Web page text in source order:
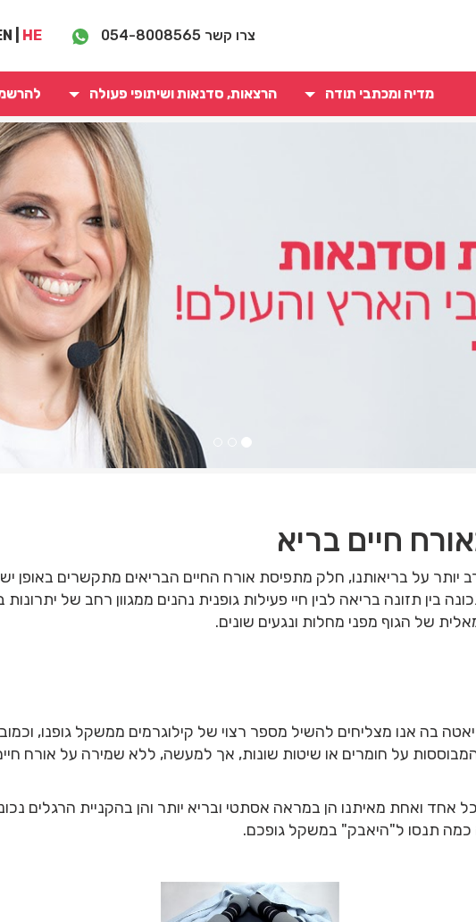
צרו קשר 054-8008565
HE
מדיה ומכתבי תודה הרצאות, סדנאות ושיתופי פעולה
חיים בריא
יותר על בריאותנו, חלק מתפיסת אורח החיים הבריאים מתקשרים באופן
בין תזונה בריאה לבין חיי פעילות גופנית נהנים ממגוון רחב של
של הגוף מפני מחלות ונגעים שונים.
בה אנו מצליחים להשיל מספר רצוי של קילוגרמים ממשקל גופנו,
על חומרים או שיטות שונות, אך למעשה, ללא שמירה על אורח חיים
אחד ואחת מאיתנו הן במראה אסתטי ובריא יותר והן בהקניית הרגלים
כמה תנסו ל"היאבק" במשקל גופכם.